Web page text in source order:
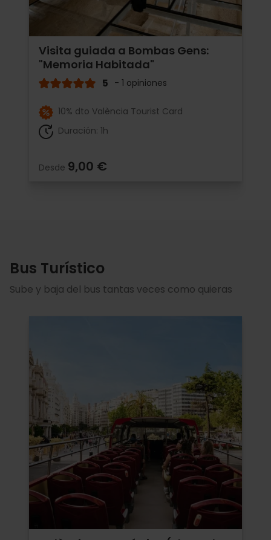
Visita guiada a Bombas Gens:
"Memoria Habitada"
5 - 1 opiniones
10% dto València Tourist Card
Duración: 1h
Desde 9,00 €
Bus Turístico
Sube y baja del bus tantas veces como quieras